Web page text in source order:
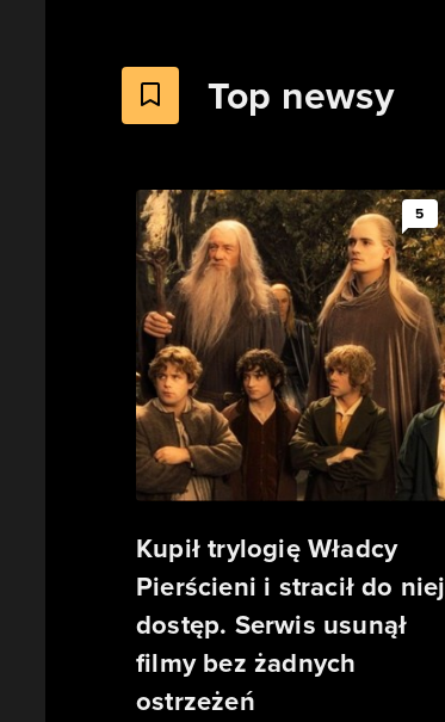
Top newsy
5
Kupił trylogię Władcy
Pierścieni i stracił do niej
dostęp. Serwis usunął
filmy bez żadnych
ostrzeżeń